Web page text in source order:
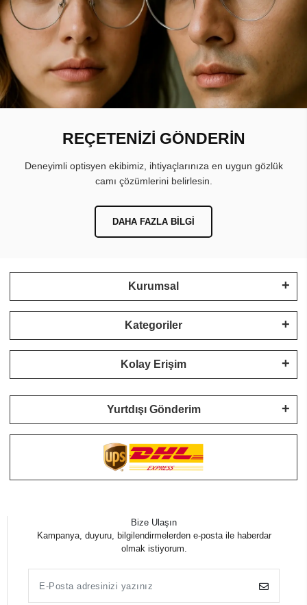
REÇETENİZİ GÖNDERİN
Deneyimli optisyen ekibimiz, ihtiyaçlarınıza en uygun gözlük
camı çözümlerini belirlesin.
DAHA FAZLA BILGI
Kurumsal
Kategoriler
Kolay Erişim
Yurtdışı Gönderim
Bize Ulaşın
Kampanya, duyuru, bilgilendirmelerden e-posta ile haberdar
olmak istiyorum.